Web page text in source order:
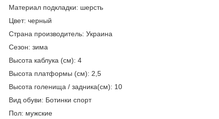
Материал подкладки: шерсть
Цвет: черный
Страна производитель: Украина
Сезон: зима
Высота каблука (см): 4
Высота платформы (см): 2,5
Высота голенища / задника(см): 10
Вид обуви: Ботинки спорт
Пол: мужские